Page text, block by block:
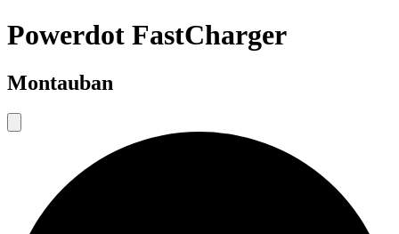
Powerdot FastCharger
Montauban